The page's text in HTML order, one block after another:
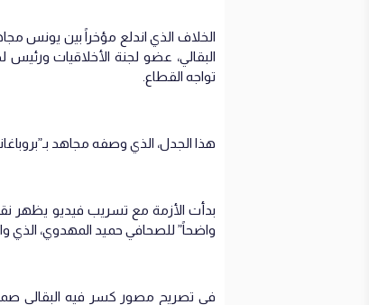
الخلاف الذي اندلع مؤخراً بين يونس
البقالي، عضو لجنة الأخلاقيات
تواجه القطاع.
هذا الجدل، الذي وصفه مجاهد
بدأت الأزمة مع تسريب فيديو يظهر
واضحاً” للصحافي حميد المهدوي، الذي
في تصريح مصور كسر فيه البقالي